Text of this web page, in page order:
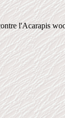
l'Acarapis